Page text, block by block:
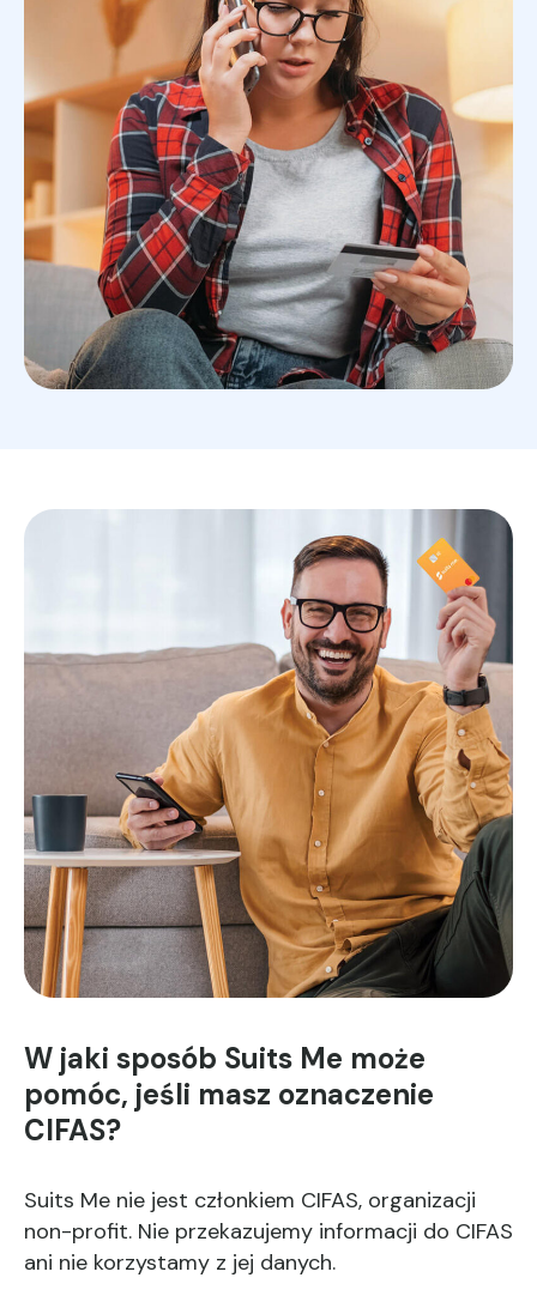
W jaki sposób Suits Me może
pomóc, jeśli masz oznaczenie
CIFAS?
Suits Me nie jest członkiem CIFAS, organizacji
non-profit. Nie przekazujemy informacji do CIFAS
ani nie korzystamy z jej danych.